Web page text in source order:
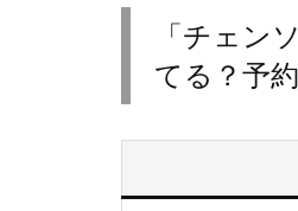
「チェ
てる？予